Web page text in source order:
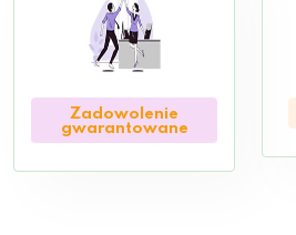
Zadowolenie
gwarantowane